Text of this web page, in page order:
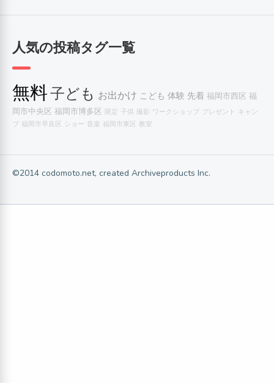
人気の投稿タグ一覧
無料子ども お出かけ こども 体験 先着 福岡市西区 福
岡市中央区 福岡市博多区 限定 子供 撮影 ワークショップ プレゼント キャン
プ 福岡市早良区 ショー 音楽 福岡市東区 教室
©2014 codomoto.net, created Archiveproducts Inc.